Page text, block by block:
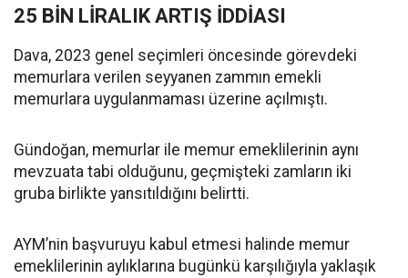
25 BİN LİRALIK ARTIŞ İDDİASI
Dava, 2023 genel seçimleri öncesinde görevdeki
memurlara verilen seyyanen zammın emekli
memurlara uygulanmaması üzerine açılmıştı.
Gündoğan, memurlar ile memur emeklilerinin aynı
mevzuata tabi olduğunu, geçmişteki zamların iki
gruba birlikte yansıtıldığını belirtti.
AYM’nin başvuruyu kabul etmesi halinde memur
emeklilerinin aylıklarına bugünkü karşılığıyla yaklaşık